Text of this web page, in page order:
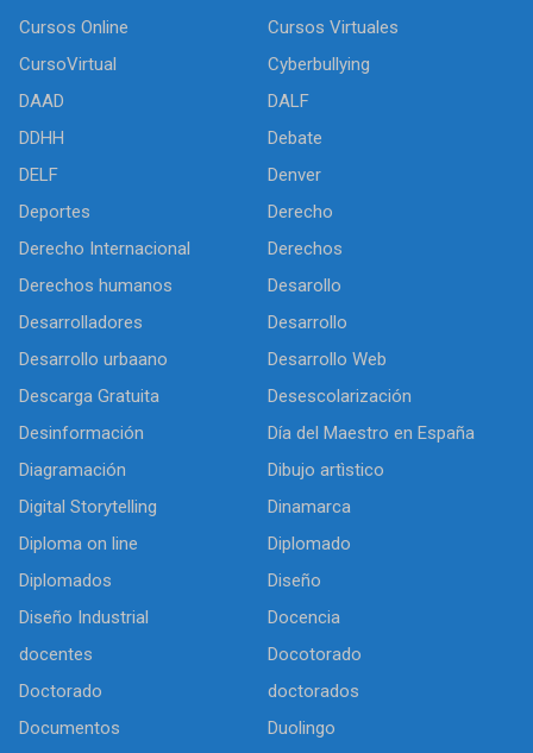
Cursos Online
Cursos Virtuales
CursoVirtual
Cyberbullying
DAAD
DALF
DDHH
Debate
DELF
Denver
Deportes
Derecho
Derecho Internacional
Derechos
Derechos humanos
Desarollo
Desarrolladores
Desarrollo
Desarrollo urbaano
Desarrollo Web
Descarga Gratuita
Desescolarización
Desinformación
Día del Maestro en España
Diagramación
Dibujo artìstico
Digital Storytelling
Dinamarca
Diploma on line
Diplomado
Diplomados
Diseño
Diseño Industrial
Docencia
docentes
Docotorado
Doctorado
doctorados
Documentos
Duolingo